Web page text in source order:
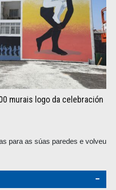
murais logo da celebración
para as súas paredes e volveu